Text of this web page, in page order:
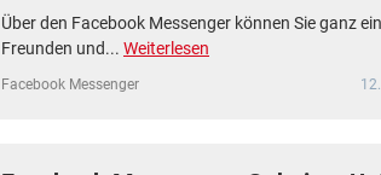
Über den Facebook Messenger können Sie ganz
Freunden und... Weiterlesen
Facebook Messenger